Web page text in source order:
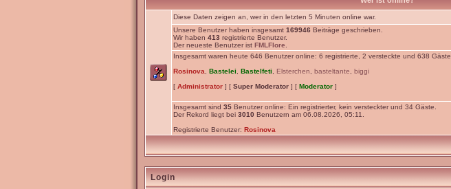
Diese Daten zeigen an, wer in den letzten 5 Minuten online war.
Unsere Benutzer haben insgesamt 169946 Beiträge geschrieben.
Wir haben 413 registrierte Benutzer.
Der neueste Benutzer ist FMLFlore
Insgesamt waren heute 646 Benutzer online: 6 registrierte, 2 versteckte und 638 Gäste.
Rosinova
Bastelei Bastelfeti Elsterchen basteltante
biggi
[ Administrator ] [ Super Moderator ] [ Moderator ]
Insgesamt sind 35 Benutzer online: Ein registrierter, kein versteckter und 34 Gäste.
Der Rekord liegt bei 3010 Benutzern am 06.08.2026, 05:11.
Registrierte Benutzer: Rosinova
Login